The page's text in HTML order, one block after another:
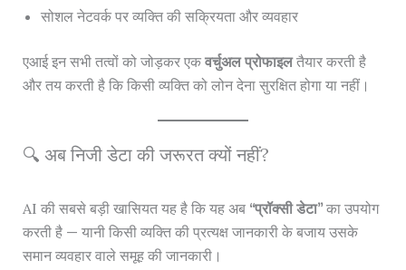
सोशल नेटवर्क पर व्यक्ति की सक्रियता और व्यवहार
एआई इन सभी तत्वों को जोड़कर एक वर्चुअल प्रोफाइलतैयार करती है
और तय करती है कि किसी व्यक्ति को लोन देना सुरक्षित होगा या नहीं।
🔍 अब निजी डेटा की जरूरत क्यों नहीं?
AI की सबसे बड़ी खासियत यह है कि यह अब “प्रॉक्सी डेटा”का उपयोग
करती है — यानी किसी व्यक्ति की प्रत्यक्ष जानकारी के बजाय उसके
समान व्यवहार वाले समूह की जानकारी।